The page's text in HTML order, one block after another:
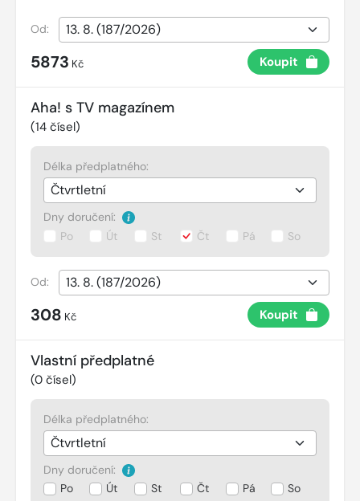
Od:
5873 Kč Koupit
Aha! s TV magazínem
(14 čísel)
Délka předplatného:
Dny doručení:
Po
Út St Čt Pá So
Od:
308 Kč Koupit
Vlastní předplatné
(0 čísel)
Délka předplatného:
Dny doručení:
Po
Út St Čt Pá So